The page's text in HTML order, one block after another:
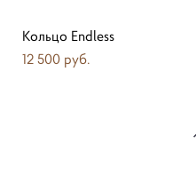
Кольцо Endless
12 500 pуб.